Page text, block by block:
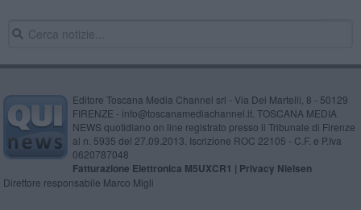
Editore Toscana Media Channel srl - Via Dei Martelli, 8 - 50129
FIRENZE - info@toscanamediachannel.it. TOSCANA MEDIA
NEWS quotidiano on line registrato presso il Tribunale di Firenze
al n. 5935 del 27.09.2013. Iscrizione ROC 22105 - C.F. e P.Iva
0620787048
Fatturazione Elettronica M5UXCR1 | Privacy Nielsen
Direttore responsabile Marco Migli